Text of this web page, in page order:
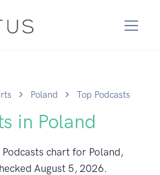
Poland Top Podcasts
in Poland
chart for Poland,
August 5, 2026.